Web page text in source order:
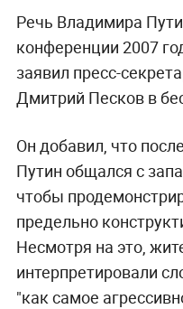
Речь Владимира
конференции 2007
заявил пресс-
Дмитрий Песков в
Он добавил, что
Путин общался с
чтобы
предельно
Несмотря на это,
интерпретировали
"как самое